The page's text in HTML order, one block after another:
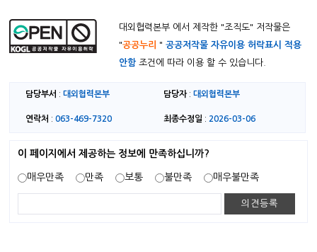
대외협력본부 에서 제작한 "조직도" 저작물은
"공공누리 "공공저작물 자유이용 허락표시 적용
안함조건에 따라 이용 할 수 있습니다.
담당부서 :대외협력본부 담당자: 대외협력본부
연락처 :063-469-7320 최종수정일 : 2026-03-06
이 페이지에서 제공하는 정보에 만족하십니까?
매우만족 만족 보통 불만족 매우불만족